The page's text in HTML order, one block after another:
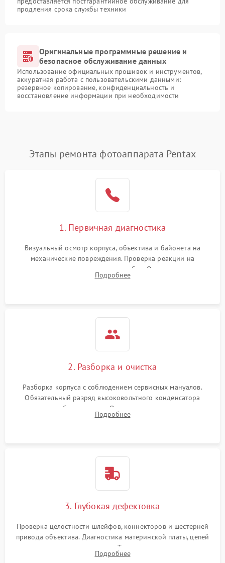
продления срока службы техники
Оригинальные программные решение и
безопасное обслуживание данных
Использование официальных прошивок и инструментов,
аккуратная работа с пользовательскими данными:
резервное копирование, конфиденциальность и
восстановление информации при необходимости
Этапы ремонта фотоаппарата Pentax
1. Первичная диагностика
Визуальный осмотр корпуса, объектива и байонета на
механические повреждения. Проверка реакции на
включение, считывание кодов ошибок. Оценка состояния
матрицы и затвора, проверка работы автофокуса и вспышки.
Подробнее
2. Разборка и очистка
Разборка корпуса с соблюдением сервисных мануалов.
Обязательный разряд высоковольтного конденсатора
вспышки для безопасности. Очистка внутренних узлов от
пыли, песка и следов влаги с помощью спецсредств.
Подробнее
3. Глубокая дефектовка
Проверка целостности шлейфов, коннекторов и шестерней
привода объектива. Диагностика материнской платы, цепей
питания и картоприемника. Тестирование механизма
затвора и блока внутрикамерной стабилизации.
Подробнее